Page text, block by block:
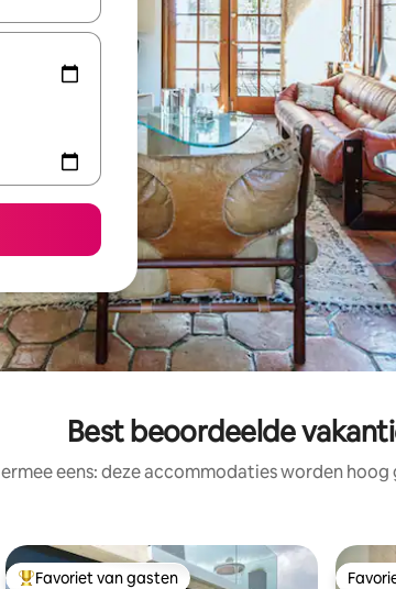
Best beoordeelde
eens: deze accommodaties worden
Favoriet van gasten